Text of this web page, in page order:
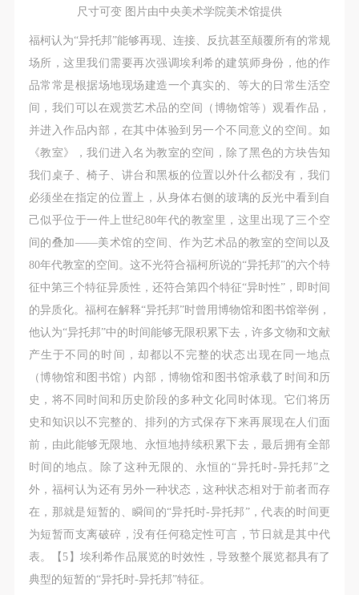
尺寸可变 图片由中央美术学院美术馆提供
福柯认为“异托邦”能够再现、连接、反抗甚至颠覆所有的常规
场所，这里我们需要再次强调埃利希的建筑师身份，他的作
品常常是根据场地现场建造一个真实的、等大的日常生活空
间，我们可以在观赏艺术品的空间（博物馆等）观看作品，
并进入作品内部，在其中体验到另一个不同意义的空间。如
《教室》，我们进入名为教室的空间，除了黑色的方块告知
我们桌子、椅子、讲台和黑板的位置以外什么都没有，我们
必须坐在指定的位置上，从身体右侧的玻璃的反光中看到自
己似乎位于一件上世纪80年代的教室里，这里出现了三个空
间的叠加——美术馆的空间、作为艺术品的教室的空间以及
80年代教室的空间。这不光符合福柯所说的“异托邦”的六个特
征中第三个特征异质性，还符合第四个特征“异时性”，即时间
的异质化。福柯在解释“异托邦”时曾用博物馆和图书馆举例，
他认为“异托邦”中的时间能够无限积累下去，许多文物和文献
产生于不同的时间，却都以不完整的状态出现在同一地点
（博物馆和图书馆）内部，博物馆和图书馆承载了时间和历
史，将不同时间和历史阶段的多种文化同时体现。它们将历
史和知识以不完整的、排列的方式保存下来再展现在人们面
前，由此能够无限地、永恒地持续积累下去，最后拥有全部
时间的地点。除了这种无限的、永恒的“异托时-异托邦”之
外，福柯认为还有另外一种状态，这种状态相对于前者而存
在，那就是短暂的、瞬间的“异托时-异托邦”，代表的时间更
为短暂而支离破碎，没有任何稳定性可言，节日就是其中代
表。【5】埃利希作品展览的时效性，导致整个展览都具有了
典型的短暂的“异托时-异托邦”特征。
本协议的补充协议，并不得违反相关法律法规规定。
（2）、本协议自甲乙双方签字（盖章）、勾选之日
起生效。
（3）、本协议包括纸质档和电子档，纸质档—式二
份，甲乙双方各执一份，均具有同等法律效力。
活动参与者意味着接受并承担本协议的全部义务，未
同意者意味着放弃参加此次活动的权利。凡参加这次
活动前，必须事先与自己的家属沟通，取得家属同
意，同时知晓并同意本免责声明。参加者签名/勾选
后，视作其家属也已知晓并同意。
我已认真阅读上述条款，并且同意。
本协议的补充协议，并不得违反相关法律法规规定。
（2）、本协议自甲乙双方签字（盖章）、勾选之日
起生效。
（3）、本协议包括纸质档和电子档，纸质档—式二
份，甲乙双方各执一份，均具有同等法律效力。
活动参与者意味着接受并承担本协议的全部义务，未
同意者意味着放弃参加此次活动的权利。凡参加这次
活动前，必须事先与自己的家属沟通，取得家属同
意，同时知晓并同意本免责声明。参加者签名/勾选
后，视作其家属也已知晓并同意。
我已认真阅读上述条款，并且同意。
本协议的补充协议，并不得违反相关法律法规规定。
（2）、本协议自甲乙双方签字（盖章）、勾选之日
起生效。
（3）、本协议包括纸质档和电子档，纸质档—式二
份，甲乙双方各执一份，均具有同等法律效力。
活动参与者意味着接受并承担本协议的全部义务，未
同意者意味着放弃参加此次活动的权利。凡参加这次
活动前，必须事先与自己的家属沟通，取得家属同
意，同时知晓并同意本免责声明。参加者签名/勾选
后，视作其家属也已知晓并同意。
我已认真阅读上述条款，并且同意。